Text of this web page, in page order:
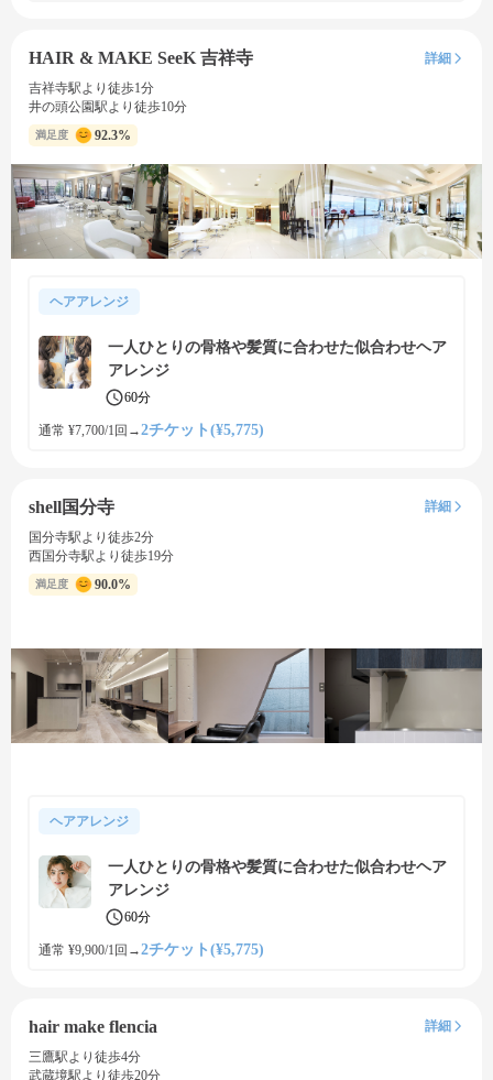
HAIR & MAKE SeeK 吉祥寺
詳細
吉祥寺駅より徒歩1分
井の頭公園駅より徒歩10分
満足度 92.3%
ヘアアレンジ
一人ひとりの骨格や髪質に合わせた似合わせヘア
アレンジ
60分
通常 ¥7,700/1回 →2チケット(¥5,775)
shell国分寺
詳細
国分寺駅より徒歩2分
西国分寺駅より徒歩19分
満足度 90.0%
ヘアアレンジ
一人ひとりの骨格や髪質に合わせた似合わせヘア
アレンジ
60分
通常 ¥9,900/1回 →2チケット(¥5,775)
hair make flencia
詳細
三鷹駅より徒歩4分
武蔵境駅より徒歩20分